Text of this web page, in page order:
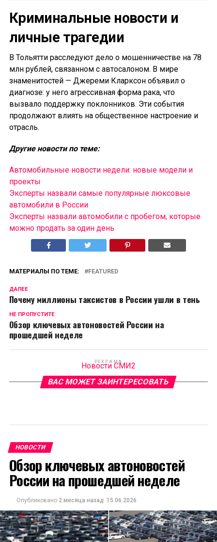
Криминальные новости и
личные трагедии
В Тольятти расследуют дело о мошенничестве на 78
млн рублей, связанном с автосалоном. В мире
знаменитостей — Джереми Кларксон объявил о
диагнозе: у него агрессивная форма рака, что
вызвало поддержку поклонников. Эти события
продолжают влиять на общественное настроение и
отрасль.
Другие новости по теме:
Автомобильные новости недели: новые модели и
проекты
Эксперты назвали самые популярные люксовые
автомобили в России
Эксперты назвали автомобили с пробегом, которые
можно продать за один день
МАТЕРИАЛЫ ПО ТЕМЕ: FEATURED
ДАЛЕЕ
Почему миллионы таксистов в России ушли в тень
НЕ ПРОПУСТИТЕ
Обзор ключевых автоновостей России на
прошедшей неделе
РЕКЛАМА
Новости СМИ2
ВАС МОЖЕТ ЗАИНТЕРЕСОВАТЬ
НОВОСТИ
Обзор ключевых автоновостей
России на прошедшей неделе
Опубликовано 2 месяца назад 15.06.2026